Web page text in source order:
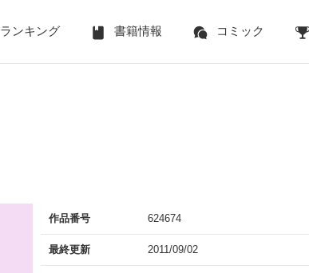
ランキング 書籍情報 コミック
作品番号 624674
最終更新 2011/09/02